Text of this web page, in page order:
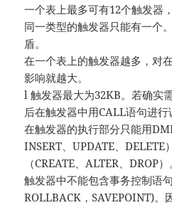
一个表上最多可有12个触发器
同一类型的触发器只能有一个
盾。
在一个表上的触发器越多，对
影响就越大。
l 触发器最大为32KB。若确实
后在触发器中用CALL语句进行
在触发器的执行部分只能用
INSERT、UPDATE、DELETE
（CREATE、ALTER、DROP）
触发器中不能包含事务控制语
ROLLBACK，SAVEPOINT)。